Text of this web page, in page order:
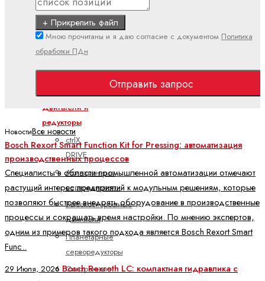
(IP65/IP67)
Полевая
линия
(IP67)
Поточный
Двигатели и
редукторы
ctrlX
DRIVE
Асинхронные
серводвигатели
Высокоскоростные
двигатели
Планетарные
серворедукторы
Синхронные
+ Прикрепить файл
Мною прочитаны и я даю согласие с документом Политика
обработки ПДн
Отправить запрос
НовостиВсе новости
Bosch Rexort Smart Function Kit for Pressing: автоматизация
производственных процессов
Специалисты в области промышленной автоматизации отмечают
растущий интерес предприятий к модульным решениям, которые
позволяют быстрее внедрять оборудование в производственные
процессы и сокращать время настройки. По мнению экспертов,
одним из примеров такого подхода является Bosch Rexort Smart
Func..
29 Июля, 2026 Bosch Rexroth LC: компактная гидравлика с